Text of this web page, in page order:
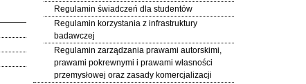
Regulamin świadczeń dla studentów
Regulamin korzystania z infrastruktury
badawczej
Regulamin zarządzania prawami autorskimi,
prawami pokrewnymi i prawami własności
przemysłowej oraz zasady komercjalizacji